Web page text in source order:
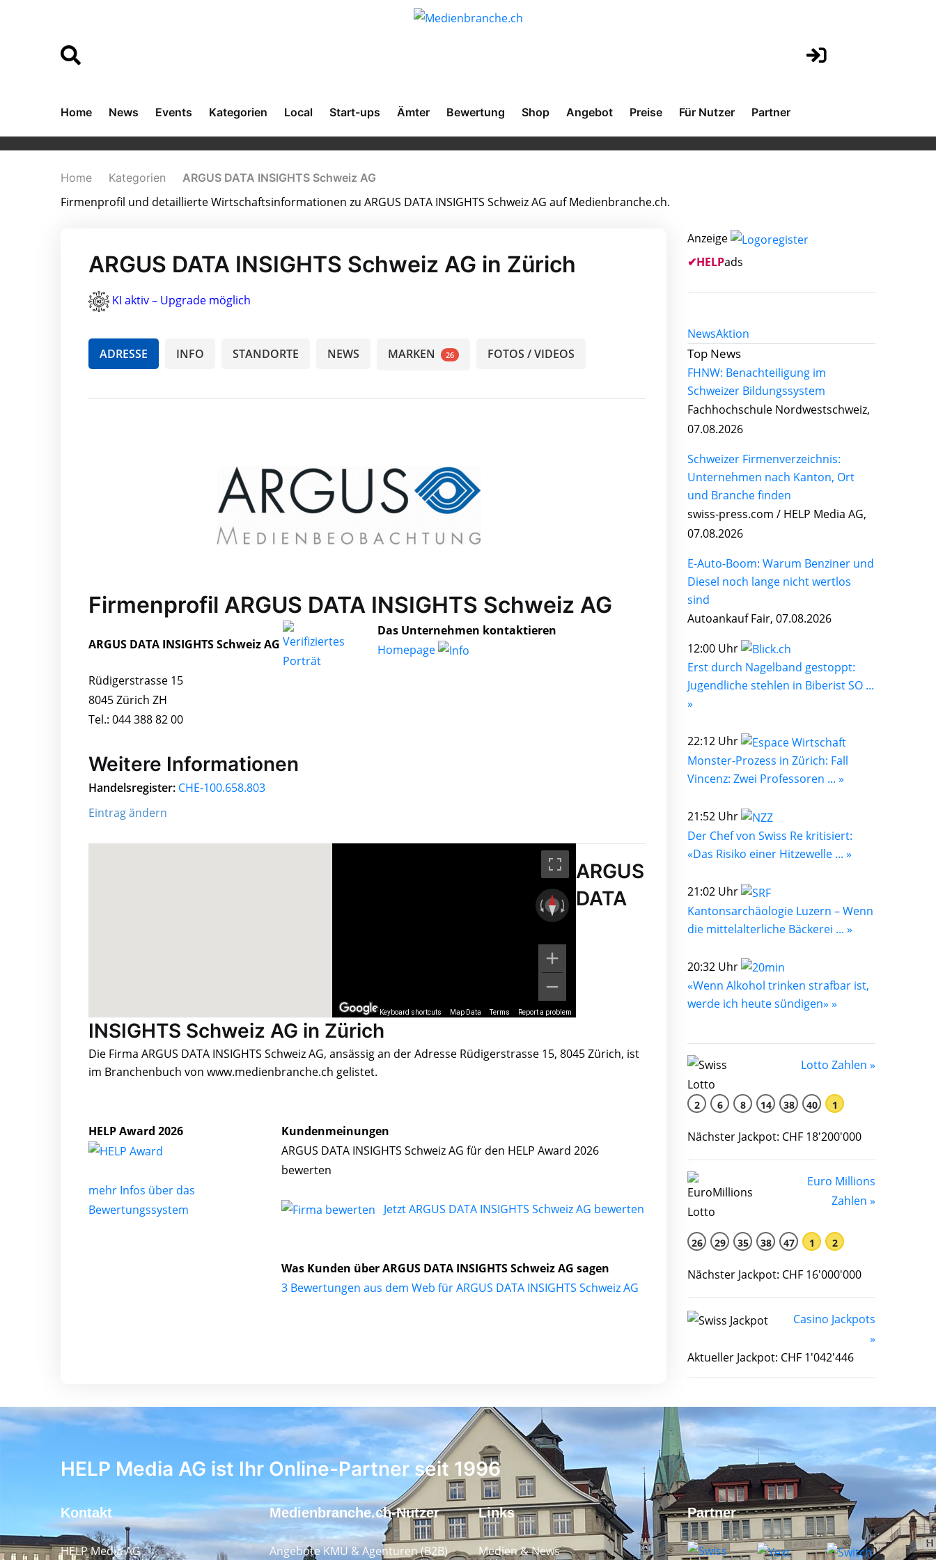
Home News Events Kategorien Local Start-ups Ämter Bewertung Shop Angebot Preise Für Nutzer Partner
Home Kategorien ARGUS DATA INSIGHTS Schweiz AG
Firmenprofil und detaillierte Wirtschaftsinformationen zu ARGUS DATA INSIGHTS Schweiz AG auf Medienbranche.ch.
ARGUS DATA INSIGHTS Schweiz AG in Zürich
KI aktiv – Upgrade möglich
ADRESSE INFO STANDORTE NEWS MARKEN 26 FOTOS / VIDEOS
Firmenprofil ARGUS DATA INSIGHTS Schweiz AG
ARGUS DATA INSIGHTS Schweiz AG
Rüdigerstrasse 15
8045 Zürich ZH
Tel.: 044 388 82 00
Das Unternehmen kontaktieren
Homepage
Weitere Informationen
Handelsregister: CHE-100.658.803
Eintrag ändern
Keyboard shortcuts Map Data Terms Report a problem
ARGUS
DATA
INSIGHTS Schweiz AG in Zürich
Die Firma ARGUS DATA INSIGHTS Schweiz AG, ansässig an der Adresse Rüdigerstrasse 15, 8045 Zürich, ist
im Branchenbuch von www.medienbranche.ch gelistet.
HELP Award 2026
mehr Infos über das
Bewertungssystem
Kundenmeinungen
ARGUS DATA INSIGHTS Schweiz AG für den HELP Award 2026
bewerten
Jetzt ARGUS DATA INSIGHTS Schweiz AG bewerten
Was Kunden über ARGUS DATA INSIGHTS Schweiz AG sagen
3 Bewertungen aus dem Web für ARGUS DATA INSIGHTS Schweiz AG
Anzeige
✔HELPads
NewsAktion
Top News
FHNW: Benachteiligung im
Schweizer Bildungssystem
Fachhochschule Nordwestschweiz,
07.08.2026
Schweizer Firmenverzeichnis:
Unternehmen nach Kanton, Ort
und Branche finden
swiss-press.com / HELP Media AG,
07.08.2026
E-Auto-Boom: Warum Benziner und
Diesel noch lange nicht wertlos
sind
Autoankauf Fair, 07.08.2026
12:00 Uhr
Erst durch Nagelband gestoppt:
Jugendliche stehlen in Biberist SO ...
»
22:12 Uhr
Monster-Prozess in Zürich: Fall
Vincenz: Zwei Professoren ... »
21:52 Uhr
Der Chef von Swiss Re kritisiert:
«Das Risiko einer Hitzewelle ... »
21:02 Uhr
Kantonsarchäologie Luzern – Wenn
die mittelalterliche Bäckerei ... »
20:32 Uhr
«Wenn Alkohol trinken strafbar ist,
werde ich heute sündigen» »
Lotto Zahlen »
2 6 8 14 38 40 1
Nächster Jackpot: CHF 18'200'000
Euro Millions
Zahlen »
26 29 35 38 47 1 2
Nächster Jackpot: CHF 16'000'000
Casino Jackpots
»
Aktueller Jackpot: CHF 1'042'446
HELP Media AG ist Ihr Online-Partner seit 1996
Kontakt
HELP Media AG
Medienbranche.ch-Nutzer
Angebote KMU & Agenturen (B2B)
Links
Medien & News
Partner